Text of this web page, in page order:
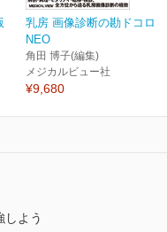
乳房 画像診断の勘ドコロ
NEO
角田 博子(編集)
メジカルビュー社
¥9,680
しよう